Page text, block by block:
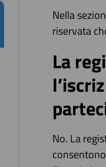
Nella
riservata
La
No. La